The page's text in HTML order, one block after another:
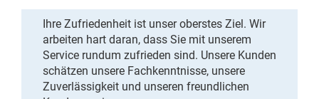
Ihre Zufriedenheit ist unser oberstes Ziel. Wir
arbeiten hart daran, dass Sie mit unserem
Service rundum zufrieden sind. Unsere Kunden
schätzen unsere Fachkenntnisse, unsere
Zuverlässigkeit und unseren freundlichen